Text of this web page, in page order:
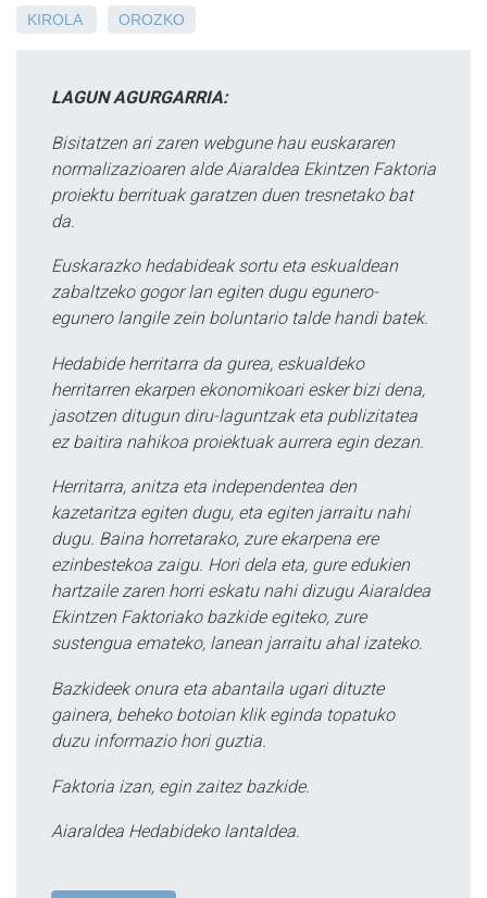
KIROLA OROZKO
LAGUN AGURGARRIA:
Bisitatzen ari zaren webgune hau euskararen
normalizazioaren alde Aiaraldea Ekintzen Faktoria
proiektu berrituak garatzen duen tresnetako bat
da.
Euskarazko hedabideak sortu eta eskualdean
zabaltzeko gogor lan egiten dugu egunero-
egunero langile zein boluntario talde handi batek.
Hedabide herritarra da gurea, eskualdeko
herritarren ekarpen ekonomikoari esker bizi dena,
jasotzen ditugun diru-laguntzak eta publizitatea
ez baitira nahikoa proiektuak aurrera egin dezan.
Herritarra, anitza eta independentea den
kazetaritza egiten dugu, eta egiten jarraitu nahi
dugu. Baina horretarako, zure ekarpena ere
ezinbestekoa zaigu. Hori dela eta, gure edukien
hartzaile zaren horri eskatu nahi dizugu Aiaraldea
Ekintzen Faktoriako bazkide egiteko, zure
sustengua emateko, lanean jarraitu ahal izateko.
Bazkideek onura eta abantaila ugari dituzte
gainera, beheko botoian klik eginda topatuko
duzu informazio hori guztia.
Faktoria izan, egin zaitez bazkide.
Aiaraldea Hedabideko lantaldea.